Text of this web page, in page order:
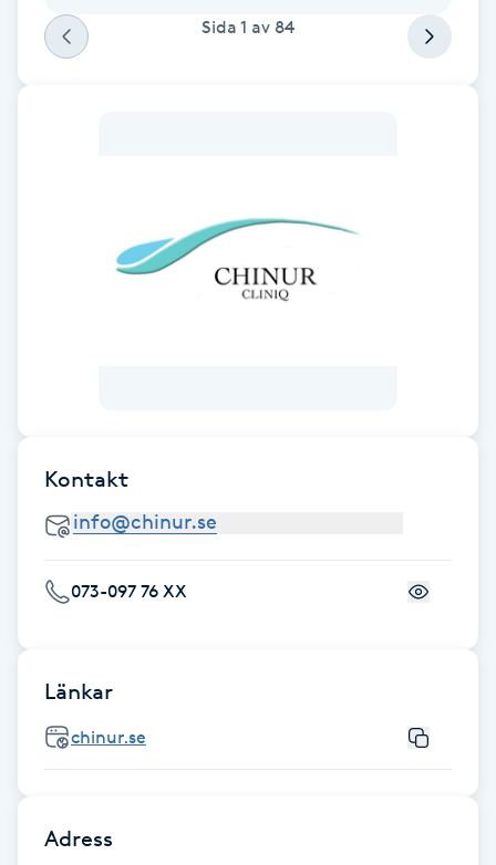
Fotsvamp
Fotvård
Fransfärgning
Fransk manikyr
Fransrengöring
Frekvensterapi
Friskvård
Friskvårdsmassage
Frisör
Sida 1 av 84
Kontakt
073-097 76 XX
Länkar
chinur.se
Adress